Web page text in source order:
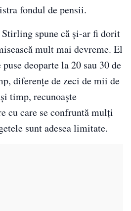
fondul de pensii.
spune că și-ar fi dorit
mult mai devreme. El
deoparte la 20 sau 30 de
diferențe de zeci de mii de
timp, recunoaște
cu care se confruntă mulți
sunt adesea limitate.